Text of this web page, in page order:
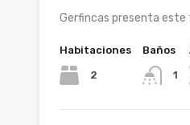
Gerfincas presenta
Habitaciones
2
Baños
1